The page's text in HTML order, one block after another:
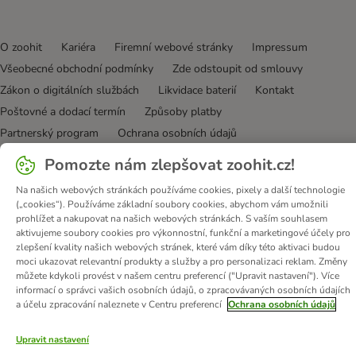
O zoohit Kariéra Firemní webové stránky
Impressum
Všeobecné obchodní podmínky
Zde odstoupit od smlouvy
Zákon o digitálních službách
Likvidace baterií
Kontakt
Poštovné a dodací termín
Způsoby platby
Partnerský program
Ochrana osobních údajů
Ochrana osobních údajů
Prohlášení o přístupnosti
© zooplus SE 2026
Pomozte nám zlepšovat zoohit.cz!
Na našich webových stránkách používáme cookies, pixely a další technologie
(„cookies“). Používáme základní soubory cookies, abychom vám umožnili
prohlížet a nakupovat na našich webových stránkách. S vaším souhlasem
aktivujeme soubory cookies pro výkonnostní, funkční a marketingové účely pro
zlepšení kvality našich webových stránek, které vám díky této aktivaci budou
moci ukazovat relevantní produkty a služby a pro personalizaci reklam. Změny
můžete kdykoli provést v našem centru preferencí ("Upravit nastavení"). Více
informací o správci vašich osobních údajů, o zpracovávaných osobních údajích
a účelu zpracování naleznete v Centru preferencí Ochrana osobních údajů
Upravit nastavení